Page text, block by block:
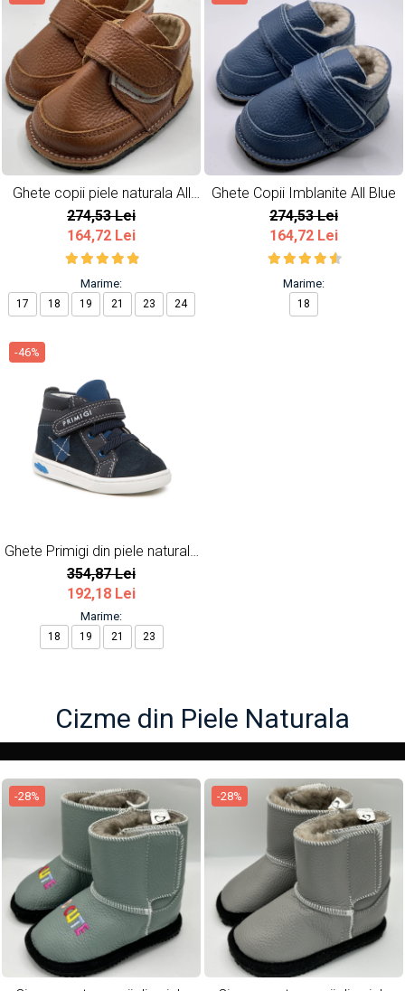
Ghete copii piele naturala All
Brown
274,53 Lei
164,72 Lei
Marime:
17 18 19 21 23 24
Ghete Copii Imblanite All Blue
274,53 Lei
164,72 Lei
Marime:
18
-46%
Ghete Primigi din piele naturala
bleumarin
354,87 Lei
192,18 Lei
Marime:
18 19 21 23
Cizme din Piele Naturala
-28% -28%